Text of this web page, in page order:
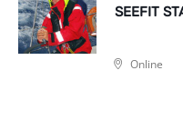
SEEFIT
Online